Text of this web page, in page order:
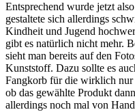
Entsprechend wurde jetzt
gestaltete sich allerdings
Kindheit und Jugend
gibt es natürlich nicht mehr.
sieht man bereits auf den
Kunststoff. Dazu sollte es
Fangkorb für die wirklich nur
ob das gewählte Produkt
allerdings noch mal von